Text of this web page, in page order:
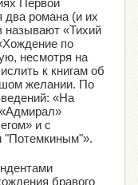
Первой
два романа (и их
называют «Тихий
по
несмотря на
к книгам об
желании. По
«На
и с
"Потемкиным"».
бравого